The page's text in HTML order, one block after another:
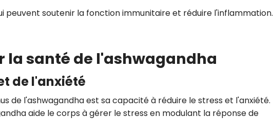
peuvent soutenir la fonction immunitaire et réduire l'inflammation.
la santé de l'ashwagandha
de l'anxiété
de l'ashwagandha est sa capacité à réduire le stress et l'anxiété.
aide le corps à gérer le stress en modulant la réponse de